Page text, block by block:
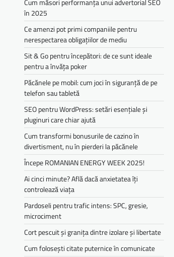
Cum măsori performanța unui advertorial SEO
în 2025
Ce amenzi pot primi companiile pentru
nerespectarea obligațiilor de mediu­­
Sit & Go pentru începători: de ce sunt ideale
pentru a învăța poker
Păcănele pe mobil: cum joci în siguranță de pe
telefon sau tabletă
SEO pentru WordPress: setări esențiale și
pluginuri care chiar ajută
Cum transformi bonusurile de cazino în
divertisment, nu în pierderi la păcănele
Începe ROMANIAN ENERGY WEEK 2025!
Ai cinci minute? Află dacă anxietatea îți
controlează viața
Pardoseli pentru trafic intens: SPC, gresie,
microciment
Cort pescuit și granița dintre izolare și libertate
Cum folosești citate puternice în comunicate